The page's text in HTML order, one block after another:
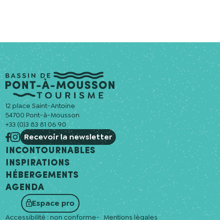
12 place Saint-Antoine
54700 Pont-à-Mousson
+33 (0)3 83 81 06 90
Recevoir la newsletter
Incontournables
Inspirations
Hébergements
Agenda
Espace pro
Accessibilité : non conforme Mentions légales